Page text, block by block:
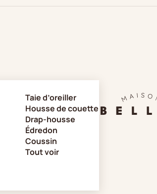
Taie d’oreiller
Housse de couette
Drap-housse
Édredon
Coussin
Tout voir